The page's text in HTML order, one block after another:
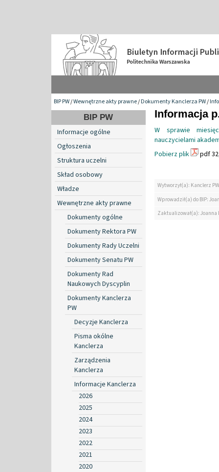
BIP PW/Wewnętrzne akty prawne/Dokumenty Kanclerza PW/
BIP PW
Informacje ogólne
Ogłoszenia
Struktura uczelni
Skład osobowy
Władze
Wewnętrzne akty prawne
Dokumenty ogólne
Dokumenty Rektora PW
Dokumenty Rady Uczelni
Dokumenty Senatu PW
Dokumenty Rad
Naukowych Dyscyplin
Dokumenty Kanclerza
PW
Decyzje Kanclerza
Pisma okólne
Kanclerza
Zarządzenia
Kanclerza
Informacje Kanclerza
2026
2025
2024
2023
2022
2021
2020
Informacja
W sprawie
nauczycielami
Pobierz plik
pdf
Wytworzył(a): Kanclerz PW
Wprowadził(a) do BIP:
Zaktualizował(a):